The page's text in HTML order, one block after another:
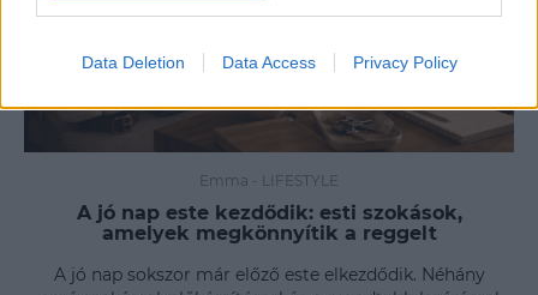
Data Deletion Data Access Privacy Policy
Emma - LIFESTYLE
A jó nap este kezdődik: esti szokások,
amelyek megkönnyítik a reggelt
A jó nap sokszor már előző este elkezdődik. Néhány